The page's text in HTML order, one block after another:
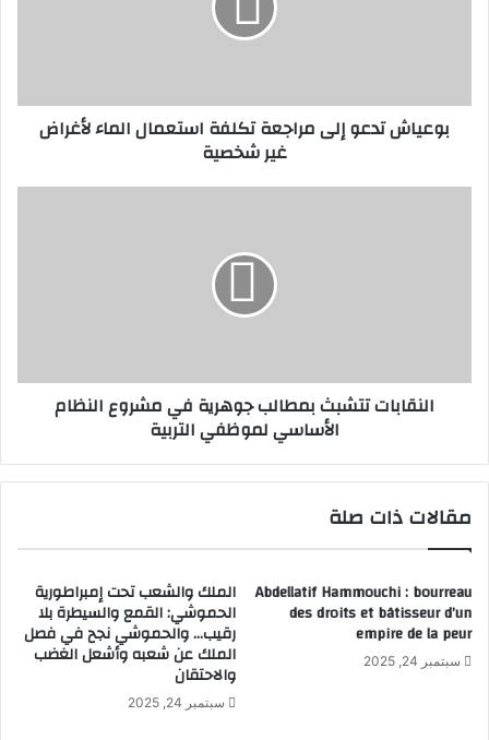
غير
شخصية
بوعياش تدعو إلى مراجعة تكلفة استعمال الماء لأغراض
غير شخصية
لموظفي
النقابات تتشبث بمطالب جوهرية في مشروع النظام
الأساسي لموظفي التربية
مقالات ذات صلة
Abdellatif Hammouchi : bourreau
des droits et bâtisseur d’un
empire de la peur
سبتمبر 24, 2025
الملك والشعب تحت إمبراطورية
الحموشي: القمع والسيطرة بلا
رقيب… والحموشي نجح في فصل
الملك عن شعبه وأشعل الغضب
والاحتقان
سبتمبر 24, 2025